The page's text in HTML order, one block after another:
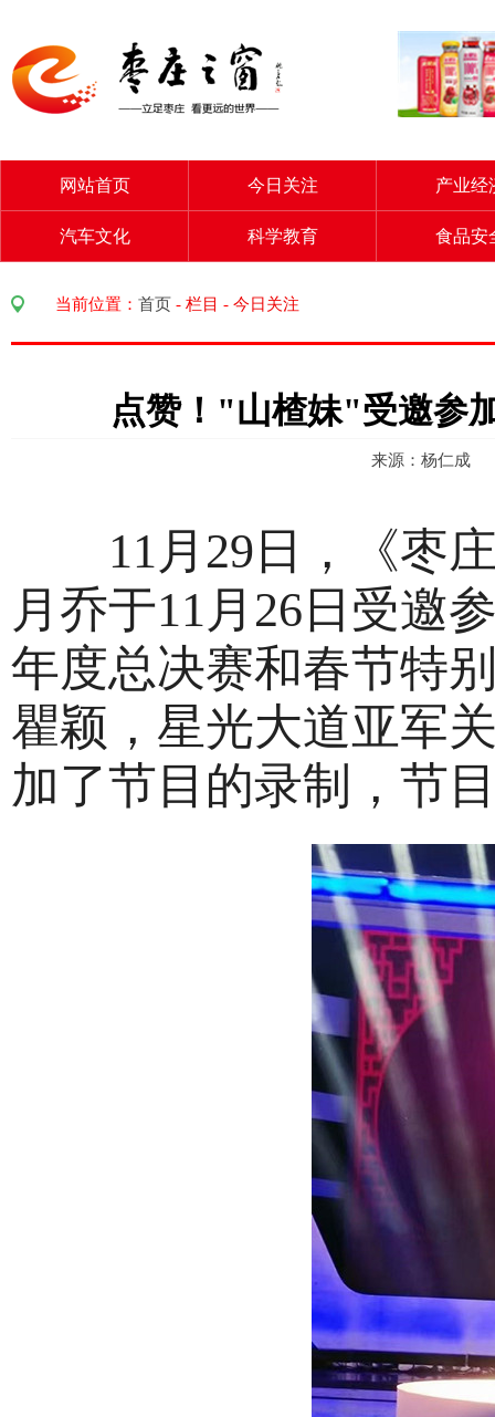
网站首页 今日关注 产业经
汽车文化 科学教育 食品安
当前位置： 首页 - 栏目 - 今日关注
点赞！"山楂妹"受邀参
来源：杨仁成
11月29日，《枣庄
月乔于11月26日受邀
年度总决赛和春节特
瞿颖，星光大道亚军
加了节目的录制，节